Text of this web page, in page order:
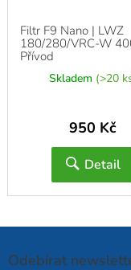
Filtr F9 Nano | LWZ
180/280/VRC-W
Přívod
Skladem (>20
950 Kč
Detail
Odebírat